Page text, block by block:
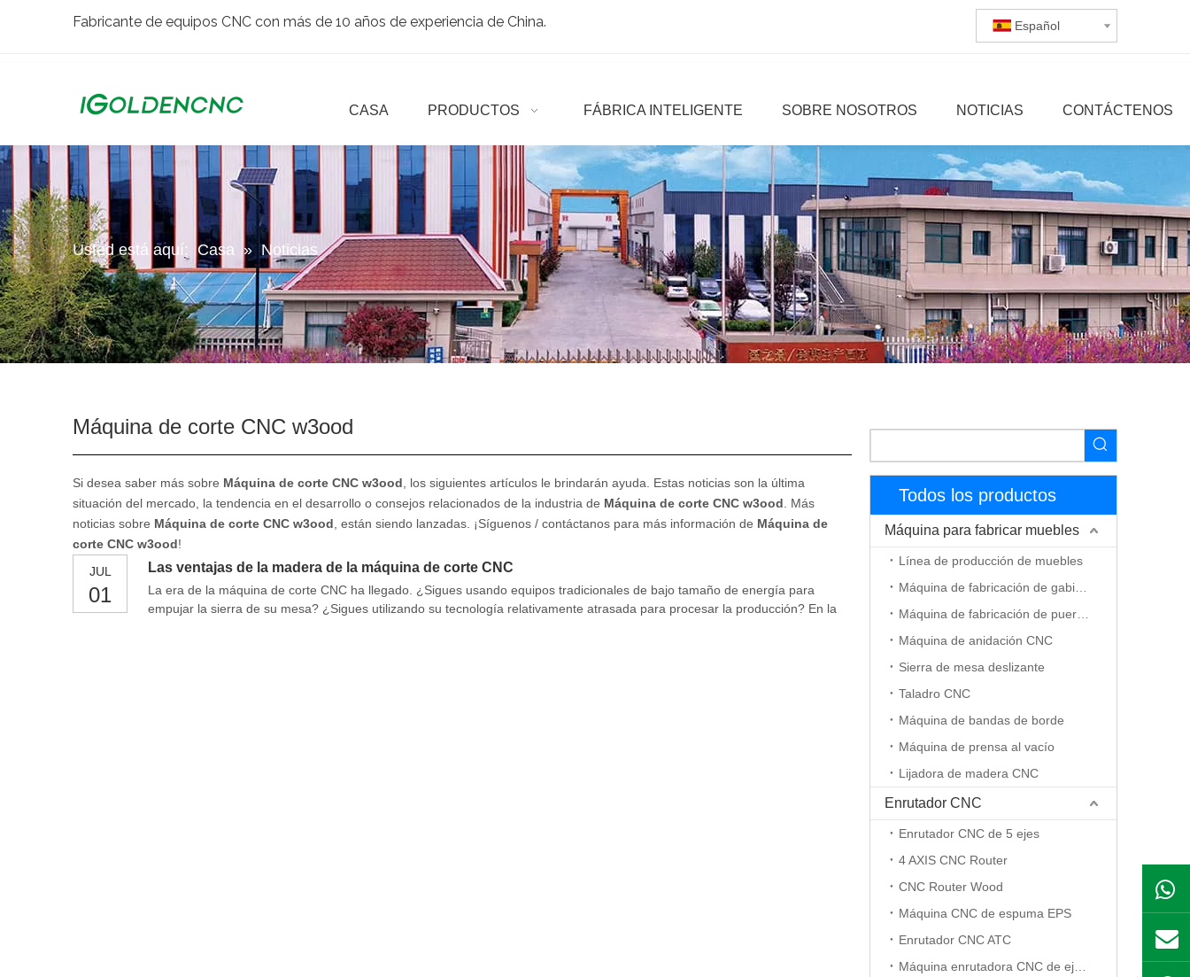
Fabricante de equipos CNC con más de 10 años de experiencia de China. Español
CASA PRODUCTOS FÁBRICA INTELIGENTE SOBRE NOSOTROS NOTICIAS CONTÁCTENOS
Usted está aquí: Casa » Noticias
Máquina de corte CNC w3ood
Si desea saber más sobre Máquina de corte CNC w3ood , los siguientes artículos le brindarán ayuda. Estas noticias son la última
situación del mercado, la tendencia en el desarrollo o consejos relacionados de la industria de Máquina de corte CNC w3ood . Más
noticias sobre Máquina de corte CNC w3ood , están siendo lanzadas. ¡Síguenos / contáctanos para más información de Máquina de
corte CNC w3ood!
JUL
01
Las ventajas de la madera de la máquina de corte CNC
La era de la máquina de corte CNC ha llegado. ¿Sigues usando equipos tradicionales de bajo tamaño de energía para
empujar la sierra de su mesa? ¿Sigues utilizando su tecnología relativamente atrasada para procesar la producción? En la
Todos los productos
Máquina para fabricar muebles
Línea de producción de muebles
Máquina de anidación CNC
Sierra de mesa deslizante
Taladro CNC
Máquina de bandas de borde
Máquina de prensa al vacío
Lijadora de madera CNC
Enrutador CNC
Enrutador CNC de 5 ejes
4 AXIS CNC Router
CNC Router Wood
Máquina CNC de espuma EPS
Enrutador CNC ATC